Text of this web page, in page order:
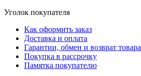
Уголок покупателя
Как оформить заказ
Доставка и оплата
Гарантии, обмен и возврат товара
Покупка в рассрочку
Памятка покупателю